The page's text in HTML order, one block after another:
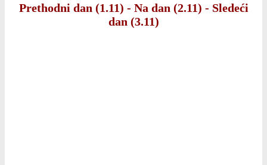
Prethodni dan (1.11) - Na dan (2.11) - Sledeći
dan (3.11)